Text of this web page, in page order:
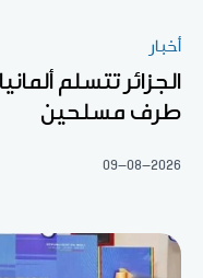
أخبار
الجزائر تتسلم
طرف مسلحين
09-08-2026